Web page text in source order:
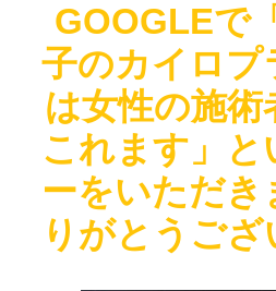
GOOGLEで
子のカイロプ
は女性の施術
これます」と
ーをいただき
りがとうござ